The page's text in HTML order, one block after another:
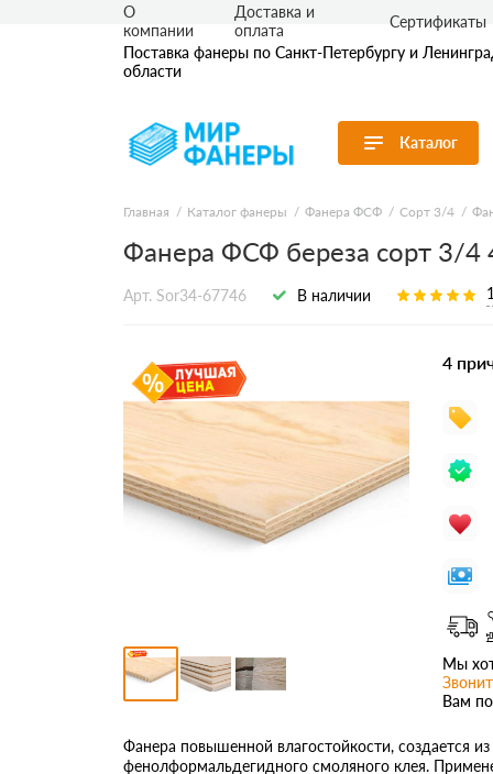
Поставка фанеры по Санкт-Петербургу и
области
Каталог
Перейти в каталог
Продуктовые
линейки
По применению
По размеру
Фанера ФК
Фанера
О
компании
Доставка и
оплата
Сертификаты
Главная Каталог фанеры Фанера ФСФ Сорт 3/4
Фанера ФСФ береза сорт 3/
Арт. Sor34-67746 В наличии
4
Мы
Вам
Фанера повышенной влагостойкости, создается
фенолформальдегидного смоляного клея.